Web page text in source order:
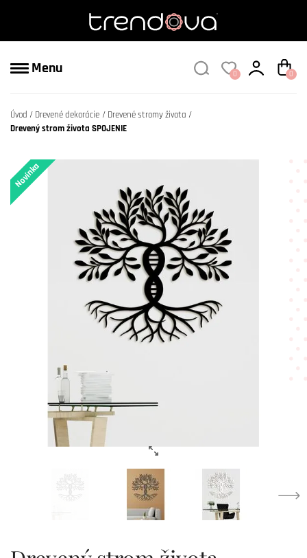
Menu 0 0
Úvod Drevené dekorácie
Drevené stromy života
Drevený strom života SPOJENIE
Novinka